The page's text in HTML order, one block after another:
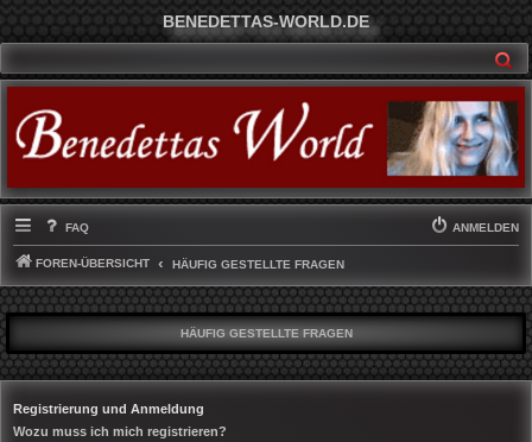
BENEDETTAS-WORLD.DE
FAQ ANMELDEN
FOREN-ÜBERSICHT HÄUFIG GESTELLTE FRAGEN
HÄUFIG GESTELLTE FRAGEN
Registrierung und Anmeldung
Wozu muss ich mich registrieren?